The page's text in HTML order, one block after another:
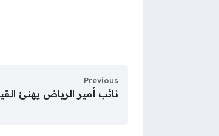
Previous
نائب أمير الرياض يهنئ